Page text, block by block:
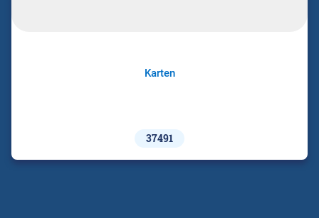
Karten
37491